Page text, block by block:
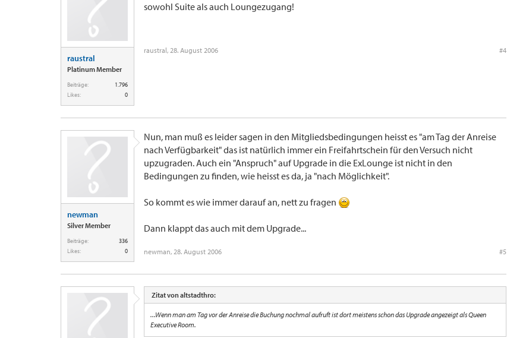
raustral
Platinum Member
Beiträge:
1.796
Likes:
0
sowohl Suite als auch Loungezugang!
raustral, 28. August 2006 #4
newman
Silver Member
Beiträge:
336
Likes:
0
Nun, man muß es leider sagen in den Mitgliedsbedingungen heisst es "am Tag der Anreise
nach Verfügbarkeit" das ist natürlich immer ein Freifahrtschein für den Versuch nicht
upzugraden. Auch ein "Anspruch" auf Upgrade in die ExLounge ist nicht in den
Bedingungen zu finden, wie heisst es da, ja "nach Möglichkeit".
So kommt es wie immer darauf an, nett zu fragen
Dann klappt das auch mit dem Upgrade...
newman, 28. August 2006 #5
Zitat von altstadthro:
...Wenn man am Tag vor der Anreise die Buchung nochmal aufruft ist dort meistens schon das Upgrade angezeigt als Queen
Executive Room.